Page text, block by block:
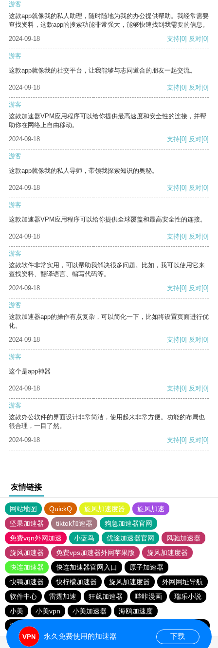
游客
这款app就像我的私人助理，随时随地为我的办公提供帮助。我经常需要
查找资料，这款app的搜索功能非常强大，能够快速找到我需要的信息。
2024-09-18
支持[0] 反对[0]
游客
这款app就像我的社交平台，让我能够与志同道合的朋友一起交流。
2024-09-18 支持[0] 反对[0]
游客
这款加速器VPM应用程序可以给你提供最高速度和安全性的连接，并帮
助你在网络上自由移动。
2024-09-18
支持[0] 反对[0]
游客
这款app就像我的私人导师，带领我探索知识的奥秘。
2024-09-18 支持[0] 反对[0]
游客
这款加速器VPM应用程序可以给你提供全球覆盖和最高安全性的连接。
2024-09-18 支持[0] 反对[0]
游客
这款软件非常实用，可以帮助我解决很多问题。比如，我可以使用它来
查找资料、翻译语言、编写代码等。
2024-09-18
支持[0] 反对[0]
游客
这款加速器app的操作有点复杂，可以简化一下，比如将设置页面进行优
化。
2024-09-18
支持[0] 反对[0]
游客
这个是app神器
2024-09-18 支持[0] 反对[0]
游客
这款办公软件的界面设计非常简洁，使用起来非常方便。功能的布局也
很合理，一目了然。
2024-09-18
支持[0] 反对[0]
友情链接
网站地图 QuickQ 旋风加速度器
旋风加速
坚果加速器
tiktok加速器
狗急加速器官网
免费vqn外网加速
小蓝鸟 优途加速器官网
风驰加速器
旋风加速器
免费vps加速器外网苹果版
旋风加速度器
快连加速器
快连加速器官网入口
原子加速器
快鸭加速器
快柠檬加速器 旋风加速度器
外网网址导航
软件中心
雷霆加速 狂飙加速器 哔咔漫画
瑞乐小说
小美
小美vpn 小美加速器
海鸥加速度
海鸥加速器下载
雷霆加速
永久免费使用的加速器 下载